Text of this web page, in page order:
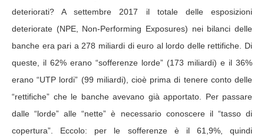
deteriorati? A settembre 2017 il totale delle esposizioni
deteriorate (NPE, Non-Performing Exposures) nei bilanci delle
banche era pari a 278 miliardi di euro al lordo delle rettifiche. Di
queste, il 62% erano “sofferenze lorde” (173 miliardi) e il 36%
erano “UTP lordi” (99 miliardi), cioè prima di tenere conto delle
“rettifiche” che le banche avevano già apportato. Per passare
dalle “lorde” alle “nette” è necessario conoscere il “tasso di
copertura”. Eccolo: per le sofferenze è il 61,9%, quindi